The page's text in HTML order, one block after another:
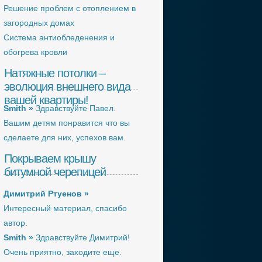
Решение проблем с отоплением в
загородных домах
Система антиобледенения и
обогрева кровли
Натяжные потолки –
эволюция внешнего вида
вашей квартиры!
Smith » Здравствуйте Павел.
Вашим детям понравится что вы
сделаете для них, успехов вам.
Покрываем крышу
битумной черепицей
Димитрий Ртуенов »
Интересный материал, спасибо
автор.
Smith » Здравствуйте Димитрий!
Очень приятно, заходите еще.